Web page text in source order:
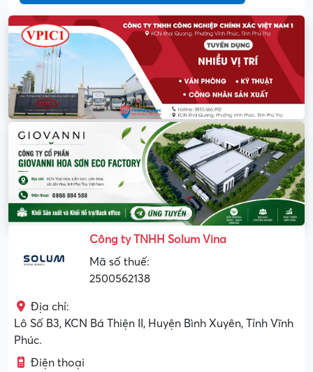
Công ty TNHH Solum Vina
Mã số thuế:
2500562138
Địa chỉ:
Lô Số B3, KCN Bá Thiện II, Huyện Bình Xuyên, Tỉnh Vĩnh
Phúc.
Điện thoại